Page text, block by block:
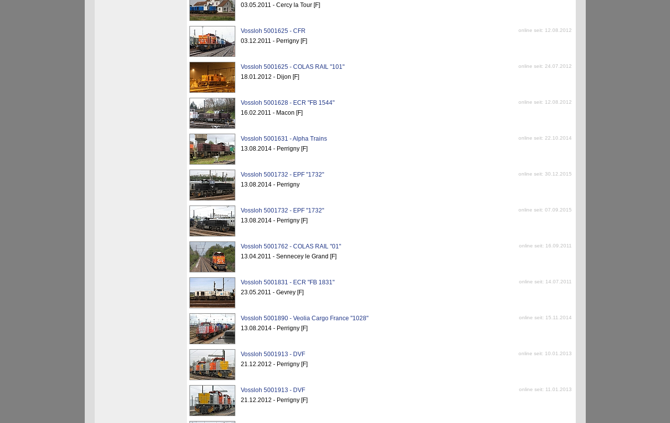
03.05.2011 - Cercy la Tour [F]
Vossloh 5001625 - CFR online seit: 12.08.2012
03.12.2011 - Perrigny [F]
Vossloh 5001625 - COLAS RAIL "101" online seit: 24.07.2012
18.01.2012 - Dijon [F]
Vossloh 5001628 - ECR "FB 1544" online seit: 12.08.2012
16.02.2011 - Macon [F]
Vossloh 5001631 - Alpha Trains online seit: 22.10.2014
13.08.2014 - Perrigny [F]
Vossloh 5001732 - EPF "1732" online seit: 30.12.2015
13.08.2014 - Perrigny
Vossloh 5001732 - EPF "1732" online seit: 07.09.2015
13.08.2014 - Perrigny [F]
Vossloh 5001762 - COLAS RAIL "01" online seit: 16.09.2011
13.04.2011 - Sennecey le Grand [F]
Vossloh 5001831 - ECR "FB 1831" online seit: 14.07.2011
23.05.2011 - Gevrey [F]
Vossloh 5001890 - Veolia Cargo France "1028" online seit: 15.11.2014
13.08.2014 - Perrigny [F]
Vossloh 5001913 - DVF online seit: 10.01.2013
21.12.2012 - Perrigny [F]
Vossloh 5001913 - DVF online seit: 11.01.2013
21.12.2012 - Perrigny [F]